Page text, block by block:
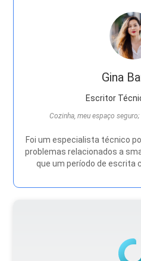
Gina
Escritor
Cozinha, meu espaço
Foi um especialista técnico
problemas relacionados a
que um período de escrita